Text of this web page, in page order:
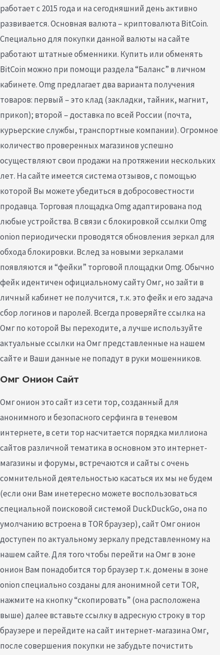
работает с 2015 года и на сегодняшний день активно
развивается. Основная валюта – криптовалюта BitCoin.
Специально для покупки данной валюты на сайте
работают штатные обменники. Купить или обменять
BitCoin можно при помощи раздела “Баланс” в личном
кабинете. Omg предлагает два варианта получения
товаров: первый – это клад (закладки, тайник, магнит,
прикоп); второй – доставка по всей России (почта,
курьерские службы, транспортные компании). Огромное
количество проверенных магазинов успешно
осуществляют свои продажи на протяжении нескольких
лет. На сайте имеется система отзывов, с помощью
которой Вы можете убедиться в добросовестности
продавца. Торговая площадка Omg адаптирована под
любые устройства. В связи с блокировкой ссылки Omg
onion периодически проводятся обновления зеркал для
обхода блокировки. Вслед за новыми зеркалами
появляются и “фейки” торговой площадки Omg. Обычно
фейк идентичен официальному сайту Омг, но зайти в
личный кабинет не получится, т.к. это фейк и его задача
сбор логинов и паролей. Всегда проверяйте ссылка на
Омг по которой Вы переходите, а лучше используйте
актуальные ссылки на Омг представленные на нашем
сайте и Ваши данные не попадут в руки мошенников.
Омг Онион Сайт
Омг онион это сайт из сети тор, созданный для
анонимного и безопасного серфинга в теневом
интернете, в сети тор насчитается порядка миллиона
сайтов различной тематика в основном это интернет-
магазины и форумы, встречаются и сайты с очень
сомнительной деятельностью касаться их мы не будем
(если они Вам инетересно можете воспользоваться
специальной поисковой системой DuckDuckGo, она по
умолчанию встроена в TOR браузер), сайт Омг онион
доступен по актуальному зеркалу представленному на
нашем сайте. Для того чтобы перейти на Омг в зоне
онион Вам понадобится тор браузер т.к. домены в зоне
onion специально созданы для анонимной сети TOR,
нажмите на кнопку “скопировать” (она расположена
выше) далее вставьте ссылку в адресную строку в тор
браузере и перейдите на сайт интернет-магазина Омг,
после совершения покупки не забудьте почистить